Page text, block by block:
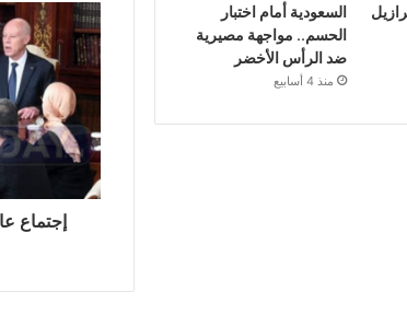
إجتماع
السعودية أمام اختبار
الحسم.. مواجهة مصيرية
ضد الرأس الأخضر
منذ 4 أسابيع